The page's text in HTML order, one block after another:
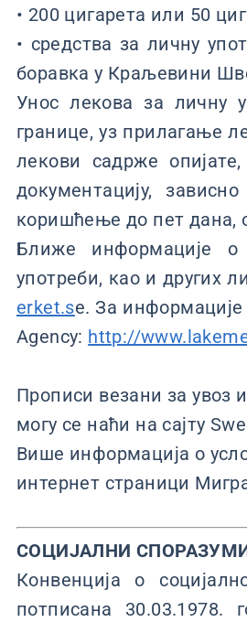
• 200 цигарета или 50
• средства за личну
боравка у Краљевини
Унос лекова за личну
границе, уз прилагање
лекови садрже
документацију,
коришћење до пет дана,
Ближе информације
употреби, као и других
erket.se. За
Agency: http://
Прописи везани за увоз
могу се наћи на сајту
Више информација о
интернет страници
СОЦИЈАЛНИ
Конвенција о
потписана 30.03.1978.